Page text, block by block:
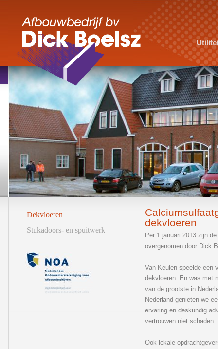
Dekvloeren
Stukadoors- en spuitwerk
dekvloeren
Per 1 januari 2013 zijn
overgenomen door Dick
Van Keulen speelde een
dekvloeren. En was met
van de grootste in
Nederland genieten we
ervaring en deskundig
vertrouwen niet schaden.
Ook lokale